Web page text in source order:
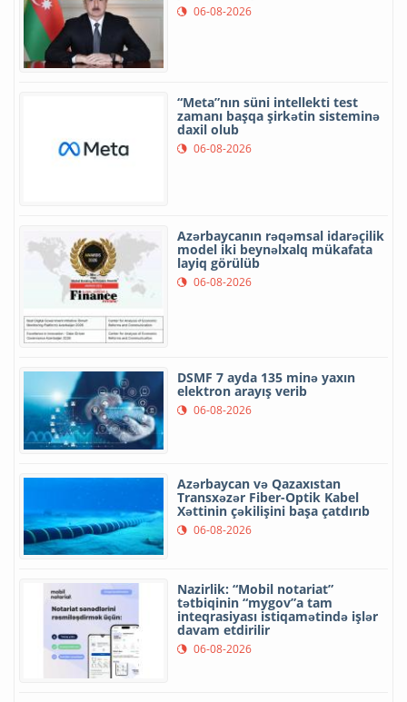
06-08-2026
“Meta”nın süni intellekti test
zamanı başqa şirkətin sisteminə
daxil olub
06-08-2026
Azərbaycanın rəqəmsal idarəçilik
model iki beynəlxalq mükafata
layiq görülüb
06-08-2026
DSMF 7 ayda 135 minə yaxın
elektron arayış verib
06-08-2026
Azərbaycan və Qazaxıstan
Transxəzər Fiber-Optik Kabel
Xəttinin çəkilişini başa çatdırıb
06-08-2026
Nazirlik: “Mobil notariat”
tətbiqinin “mygov”a tam
inteqrasiyası istiqamətində işlər
davam etdirilir
06-08-2026